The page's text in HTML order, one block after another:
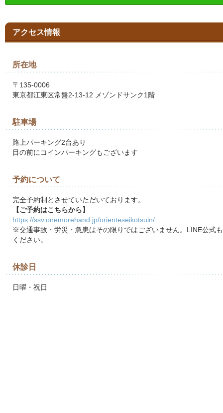
アクセス情報
所在地
〒135-0006
東京都江東区常盤2-13-12 メゾンドサンク1階
駐車場
路上パーキング2台あり
目の前にコインパーキングもございます
予約について
完全予約制とさせていただいております。
【ご予約はこちらから】
https://ssv.onemorehand.jp/orienteseikotsuin/
※交通事故・労災・急患はその限りではございません。LINE公式
ください。
休診日
日曜・祝日